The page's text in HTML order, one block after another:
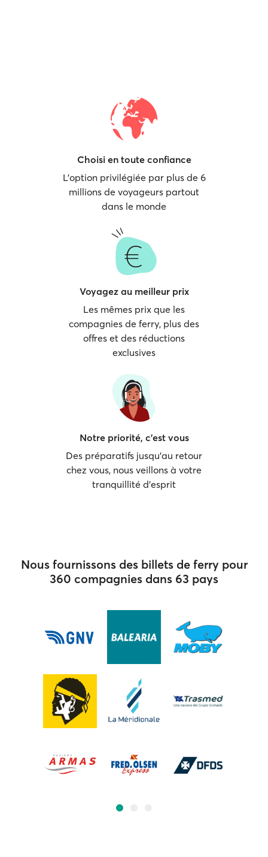
Choisi en toute confiance
L'option privilégiée par plus de 6
millions de voyageurs partout
dans le monde
Voyagez au meilleur prix
Les mêmes prix que les
compagnies de ferry, plus des
offres et des réductions
exclusives
Notre priorité, c'est vous
Des préparatifs jusqu'au retour
chez vous, nous veillons à votre
tranquillité d'esprit
Nous fournissons des billets de ferry pour
360 compagnies dans 63 pays